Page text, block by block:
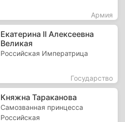
Армия
Екатерина II Алексеевна
Великая
Российская Императрица
Государство
Княжна Тараканова
Самозванная принцесса
Российская